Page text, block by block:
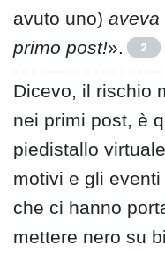
avuto uno) aveva
primo post!». 2
Dicevo, il rischio
nei primi post, è
piedistallo
motivi e gli
che ci hanno
mettere nero su